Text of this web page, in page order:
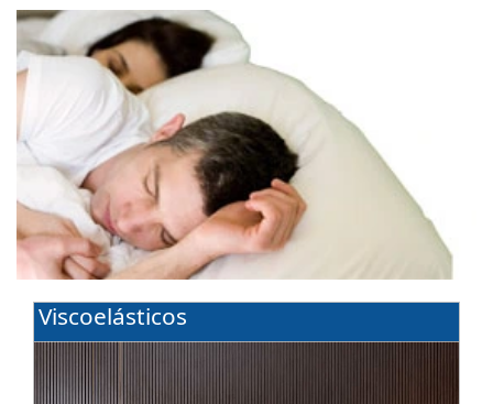
Viscoelásticos